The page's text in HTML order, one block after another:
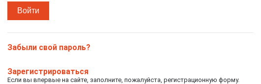
Забыли свой пароль?
Зарегистрироваться
Если вы впервые на сайте, заполните, пожалуйста, регистрационную форму.